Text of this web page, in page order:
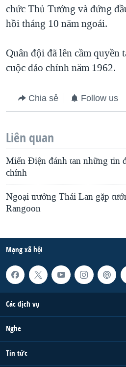
chức Thủ Tướng và đứng
hồi tháng 10 năm ngoái.
Quân đội đã lên cầm
cuộc đảo chính năm 1962.
Chia sẻ Follow us
Liên quan
Miến Điện đánh tan những tin
chính
Ngoại trưởng Thái Lan gặp
Rangoon
Mạng xã hội
Các dịch vụ
Nghe
Tin tức